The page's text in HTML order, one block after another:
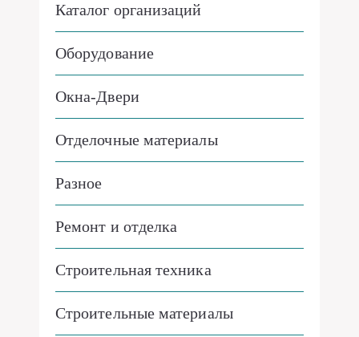
Каталог организаций
Оборудование
Окна-Двери
Отделочные материалы
Разное
Ремонт и отделка
Строительная техника
Строительные материалы